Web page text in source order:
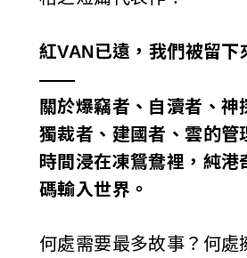
紅VAN已遠，我們被留下
——
關於爆竊者、自瀆者、神
獨裁者、建國者、雲的
時間浸在凍鴛鴦裡，純港
碼輸入世界。
何處需要最多故事？何處